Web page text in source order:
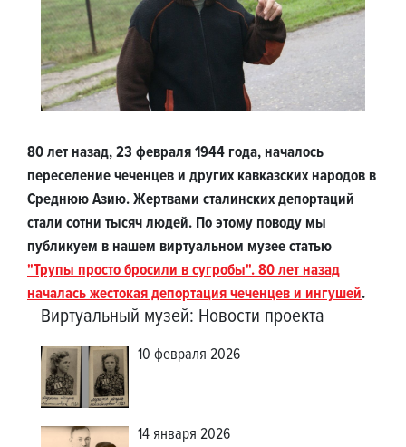
80 лет назад, 23 февраля 1944 года, началось
переселение чеченцев и других кавказских народов в
Среднюю Азию. Жертвами сталинских депортаций
стали сотни тысяч людей. По этому поводу мы
публикуем в нашем виртуальном музее статью
"Трупы просто бросили в сугробы". 80 лет назад
началась жестокая депортация чеченцев и ингушей.
Виртуальный музей: Новости проекта
10 февраля 2026
14 января 2026